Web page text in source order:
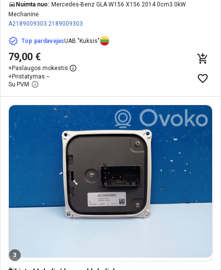
Nuimta nuo: Mercedes-Benz GLA W156 X156 2014 0cm3 0kW
Mechaninė
A2189009303 2189009303
Top pardavėjasUAB "Kuksis"
79,00 €
+Paslaugos mokestis
+Pristatymas --
Su PVM
3